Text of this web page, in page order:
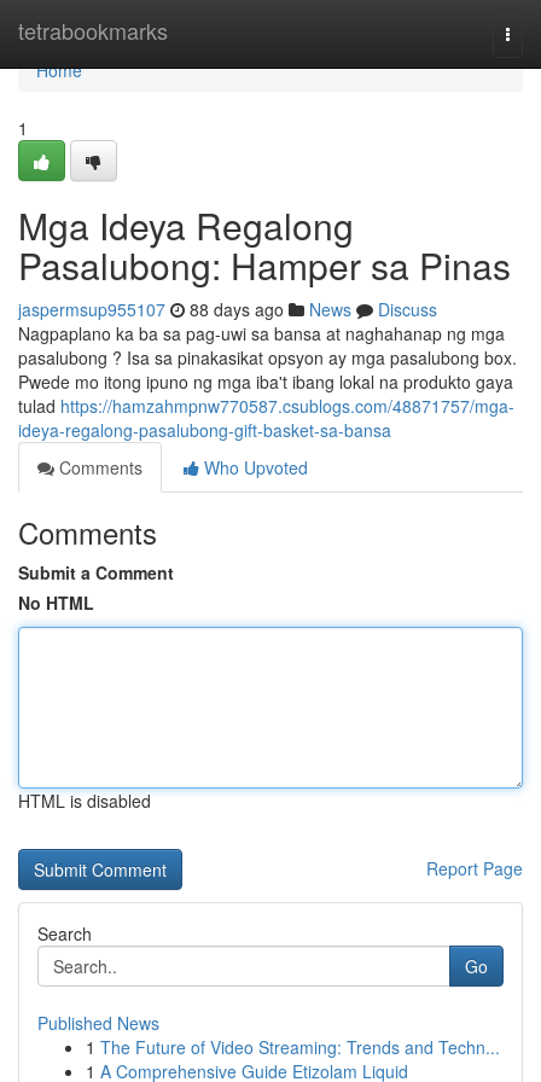
tetrabookmarks
Home
Home
1
Mga Ideya Regalong
Pasalubong: Hamper sa Pinas
jaspermsup955107 88 days ago News
Discuss
Nagpaplano ka ba sa pag-uwi sa bansa at naghahanap ng mga
pasalubong ? Isa sa pinakasikat opsyon ay mga pasalubong box.
Pwede mo itong ipuno ng mga iba't ibang lokal na produkto gaya
tulad https://hamzahmpnw770587.csublogs.com/48871757/mga-
ideya-regalong-pasalubong-gift-basket-sa-bansa
Comments
Who Upvoted
Comments
Submit a Comment
No HTML
HTML is disabled
Report Page
Search
Go
Published News
1 The Future of Video Streaming: Trends and Techn...
1 A Comprehensive Guide Etizolam Liquid